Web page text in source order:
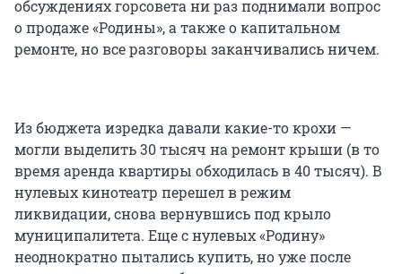
обсуждениях горсовета ни раз поднимали вопрос
о продаже «Родины», а также о капитальном
ремонте, но все разговоры заканчивались ничем.
Из бюджета изредка давали какие-то крохи —
могли выделить 30 тысяч на ремонт крыши (в то
время аренда квартиры обходилась в 40 тысяч). В
нулевых кинотеатр перешел в режим
ликвидации, снова вернувшись под крыло
муниципалитета. Еще с нулевых «Родину»
неоднократно пытались купить, но уже после